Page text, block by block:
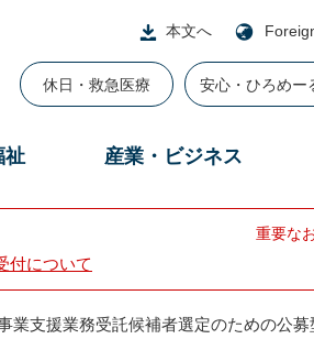
本文へ
休日・救急医療 安心・ひろめー
祉 産業・ビジネス
付について
重要な
業支援業務受託候補者選定のための公